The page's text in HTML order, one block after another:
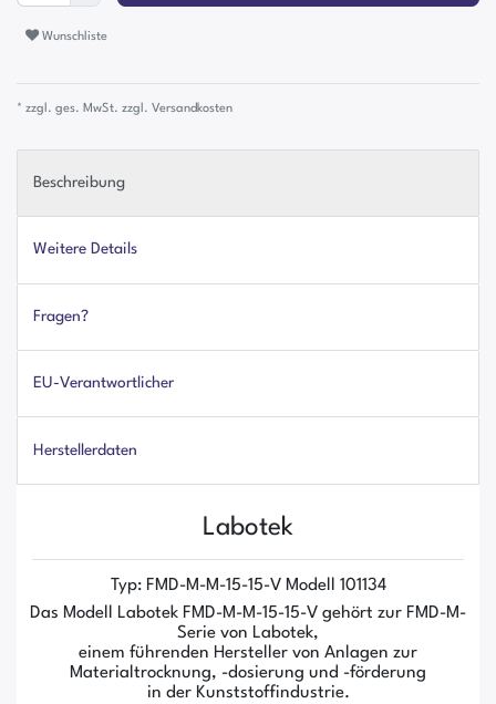
Wunschliste
* zzgl. ges. MwSt. zzgl. Versandkosten
Beschreibung
Weitere Details
Fragen?
EU-Verantwortlicher
Herstellerdaten
Labotek
Typ: FMD-M-M-15-15-V Modell 101134
Das Modell Labotek FMD-M-M-15-15-V gehört zur FMD-M-
Serie von Labotek,
einem führenden Hersteller von Anlagen zur
Materialtrocknung, -dosierung und -förderung
in der Kunststoffindustrie.